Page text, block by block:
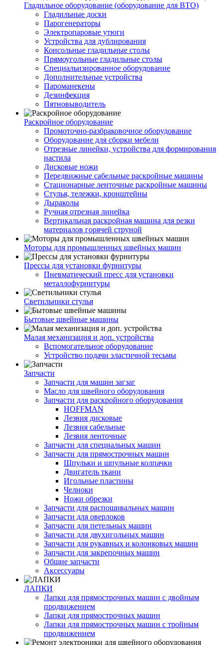
Гладильное оборудование (оборудование для ВТО)
Гладильные доски
Парогенераторы
Электропаровые утюги
Устройства для дублирования
Консольные гладильные столы
Прямоугольные гладильные столы
Специальизированное оборудование
Дополнительные устройства
Пароманекены
Дезинфекция
Пятновыводитель
Раскройное оборудование
Промоточно-разбраковочное оборудование
Оборудование для сборки мебели
Отрезные линейки, устройства для формирования
настила
Дисковые ножи
Передвижные сабельные раскройные машины
Стационарные ленточные раскройные машины
Стулья, тележки, кронштейны
Дыраколы
Ручная отрезная линейка
Вертикальная раскройная машина для резки
материалов горячей струной
Моторы для промышленных швейных машин
Прессы для установки фурнитуры
Пневматический пресс для установки
металлофурнитуры
Светильники стулья
Бытовые швейные машины
Малая механизация и доп. устройства
Вспомогательное оборудование
Устройство подачи эластичной тесьмы
Запчасти
Запчасти для машин загзаг
Масло для швейного оборудования
Запчасти для раскройного оборудования
HOFFMAN
Лезвия дисковые
Лезвия сабельные
Лезвия ленточные
Запчасти для специальных машин
Запчасти для прямострочных машин
Шпульки и шпульные колпачки
Двигатель ткани
Игольные пластины
Челноки
Ножи обрезки
Запчасти для распошивальных машин
Запчасти для оверлоков
Запчасти для петельных машин
Запчасти для двухигольных машин
Запчасти для рукавных и колонковых машин
Запчасти для закрепочных машин
Общие запчасти
Аксессуары
ЛАПКИ
Лапки для прямострочных машин с двойным
продвижением
Лапки для прямострочных машин
Лапки для прямострочных машин с тройным
продвижением